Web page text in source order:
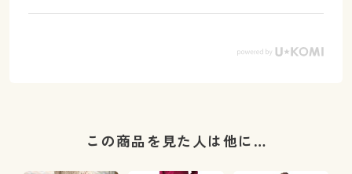
この商品を見た人は他に…